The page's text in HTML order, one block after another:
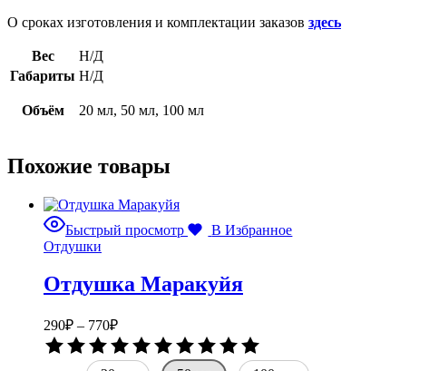
О сроках изготовления и комплектации заказов здесь
Вес
Н/Д
Габариты Н/Д
Объём 20 мл, 50 мл, 100 мл
Похожие товары
Быстрый просмотр
В Избранное
Отдушки
Отдушка Маракуйя
290₽ – 770₽Диапазон
цен:
290₽
0